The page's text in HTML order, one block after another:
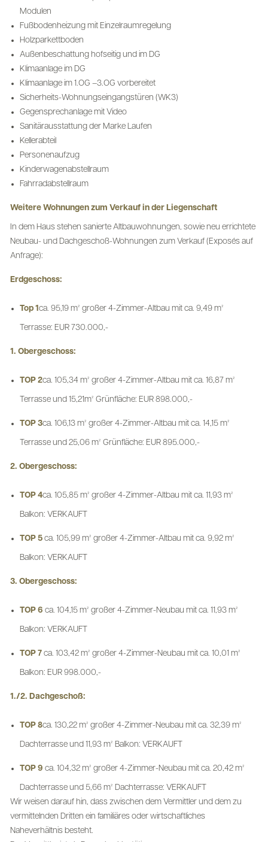
Modulen
Fußbodenheizung mit Einzelraumregelung
Holzparkettboden
Außenbeschattung hofseitig und im DG
Klimaanlage im DG
Klimaanlage im 1.OG –3.OG vorbereitet
Sicherheits-Wohnungseingangstüren (WK3)
Gegensprechanlage mit Video
Sanitärausstattung der Marke Laufen
Kellerabteil
Personenaufzug
Kinderwagenabstellraum
Fahrradabstellraum
Weitere Wohnungen zum Verkauf in der Liegenschaft
In dem Haus stehen sanierte Altbauwohnungen, sowie neu errichtete
Neubau- und Dachgeschoß-Wohnungen zum Verkauf (Exposés auf
Anfrage):
Erdgeschoss:
Top 1ca. 95,19 m² großer 4-Zimmer-Altbau mit ca. 9,49 m²
Terrasse: EUR 730.000,-
1. Obergeschoss:
TOP 2ca. 105,34 m² großer 4-Zimmer-Altbau mit ca. 16,87 m²
Terrasse und 15,21m² Grünfläche: EUR 898.000,-
TOP 3ca. 106,13 m² großer 4-Zimmer-Altbau mit ca. 14,15 m²
Terrasse und 25,06 m² Grünfläche: EUR 895.000,-
2. Obergeschoss:
TOP 4ca. 105,85 m² großer 4-Zimmer-Altbau mit ca. 11,93 m²
Balkon: VERKAUFT
TOP 5 ca. 105,99 m² großer 4-Zimmer-Altbau mit ca. 9,92 m²
Balkon: VERKAUFT
3. Obergeschoss:
TOP 6 ca. 104,15 m² großer 4-Zimmer-Neubau mit ca. 11,93 m²
Balkon: VERKAUFT
TOP 7 ca. 103,42 m² großer 4-Zimmer-Neubau mit ca. 10,01 m²
Balkon: EUR 998.000,-
1./2. Dachgeschoß:
TOP 8ca. 130,22 m² großer 4-Zimmer-Neubau mit ca. 32,39 m²
Dachterrasse und 11,93 m² Balkon: VERKAUFT
TOP 9 ca. 104,32 m² großer 4-Zimmer-Neubau mit ca. 20,42 m²
Dachterrasse und 5,66 m² Dachterrasse: VERKAUFT
Wir weisen darauf hin, dass zwischen dem Vermittler und dem zu
vermittelnden Dritten ein familiäres oder wirtschaftliches
Naheverhältnis besteht.